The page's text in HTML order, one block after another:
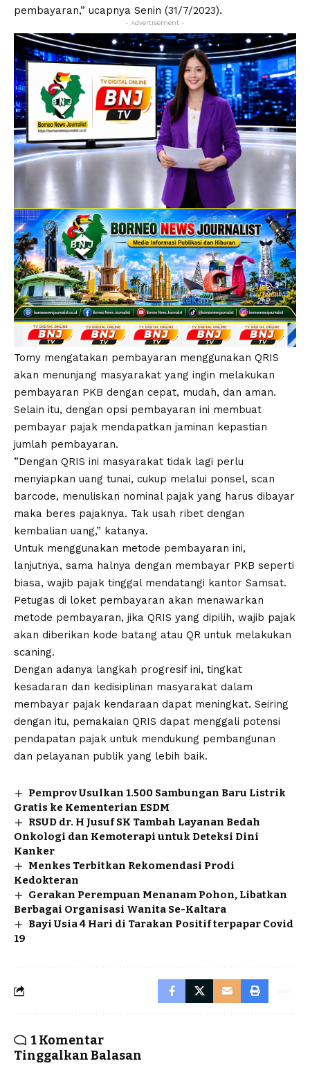
pembayaran,” ucapnya Senin (31/7/2023).
- Advertisement -
Tomy mengatakan pembayaran menggunakan QRIS
akan menunjang masyarakat yang ingin melakukan
pembayaran PKB dengan cepat, mudah, dan aman.
Selain itu, dengan opsi pembayaran ini membuat
pembayar pajak mendapatkan jaminan kepastian
jumlah pembayaran.
”Dengan QRIS ini masyarakat tidak lagi perlu
menyiapkan uang tunai, cukup melalui ponsel, scan
barcode, menuliskan nominal pajak yang harus dibayar
maka beres pajaknya. Tak usah ribet dengan
kembalian uang,” katanya.
Untuk menggunakan metode pembayaran ini,
lanjutnya, sama halnya dengan membayar PKB seperti
biasa, wajib pajak tinggal mendatangi kantor Samsat.
Petugas di loket pembayaran akan menawarkan
metode pembayaran, jika QRIS yang dipilih, wajib pajak
akan diberikan kode batang atau QR untuk melakukan
scaning.
Dengan adanya langkah progresif ini, tingkat
kesadaran dan kedisiplinan masyarakat dalam
membayar pajak kendaraan dapat meningkat. Seiring
dengan itu, pemakaian QRIS dapat menggali potensi
pendapatan pajak untuk mendukung pembangunan
dan pelayanan publik yang lebih baik.
Pemprov Usulkan 1.500 Sambungan Baru Listrik
Gratis ke Kementerian ESDM
RSUD dr. H Jusuf SK Tambah Layanan Bedah
Onkologi dan Kemoterapi untuk Deteksi Dini
Kanker
Menkes Terbitkan Rekomendasi Prodi
Kedokteran
Gerakan Perempuan Menanam Pohon, Libatkan
Berbagai Organisasi Wanita Se-Kaltara
Bayi Usia 4 Hari di Tarakan Positif terpapar Covid
19
1 Komentar
Tinggalkan Balasan